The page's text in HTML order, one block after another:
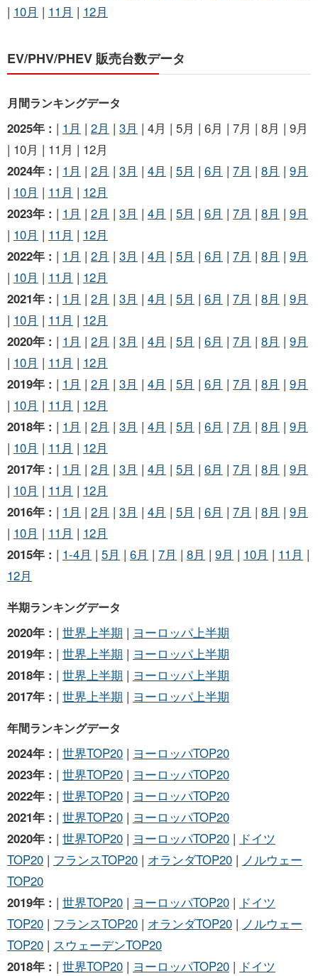
| 10月 | 11月 | 12月
EV/PHV/PHEV 販売台数データ
月間ランキングデータ
2025年 : | 1月 | 2月 | 3月 | 4月 | 5月 | 6月 | 7月 | 8月 | 9月
| 10月 | 11月 | 12月
2024年 : | 1月 | 2月 | 3月 | 4月 | 5月 | 6月 | 7月 | 8月 | 9月
| 10月 | 11月 | 12月
2023年 : | 1月 | 2月 | 3月 | 4月 | 5月 | 6月 | 7月 | 8月 | 9月
| 10月 | 11月 | 12月
2022年 : | 1月 | 2月 | 3月 | 4月 | 5月 | 6月 | 7月 | 8月 | 9月
| 10月 | 11月 | 12月
2021年 : | 1月 | 2月 | 3月 | 4月 | 5月 | 6月 | 7月 | 8月 | 9月
| 10月 | 11月 | 12月
2020年 : | 1月 | 2月 | 3月 | 4月 | 5月 | 6月 | 7月 | 8月 | 9月
| 10月 | 11月 | 12月
2019年 : | 1月 | 2月 | 3月 | 4月 | 5月 | 6月 | 7月 | 8月 | 9月
| 10月 | 11月 | 12月
2018年 : | 1月 | 2月 | 3月 | 4月 | 5月 | 6月 | 7月 | 8月 | 9月
| 10月 | 11月 | 12月
2017年 : | 1月 | 2月 | 3月 | 4月 | 5月 | 6月 | 7月 | 8月 | 9月
| 10月 | 11月 | 12月
2016年 : | 1月 | 2月 | 3月 | 4月 | 5月 | 6月 | 7月 | 8月 | 9月
| 10月 | 11月 | 12月
2015年 : | 1-4月 | 5月 | 6月 | 7月 | 8月 | 9月 | 10月 | 11月 |
12月
半期ランキングデータ
2020年 : | 世界上半期 | ヨーロッパ上半期
2019年 : | 世界上半期 | ヨーロッパ上半期
2018年 : | 世界上半期 | ヨーロッパ上半期
2017年 : | 世界上半期 | ヨーロッパ上半期
年間ランキングデータ
2024年 : | 世界TOP20 | ヨーロッパTOP20
2023年 : | 世界TOP20 | ヨーロッパTOP20
2022年 : | 世界TOP20 | ヨーロッパTOP20
2021年 : | 世界TOP20 | ヨーロッパTOP20
2020年 : | 世界TOP20 | ヨーロッパTOP20 | ドイツ
TOP20 | フランスTOP20 | オランダTOP20 | ノルウェー
TOP20
2019年 : | 世界TOP20 | ヨーロッパTOP20 | ドイツ
TOP20 | フランスTOP20 | オランダTOP20 | ノルウェー
TOP20 | スウェーデンTOP20
2018年 : | 世界TOP20 | ヨーロッパTOP20 | ドイツ